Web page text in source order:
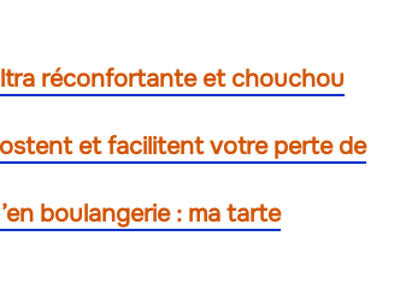
réconfortante et chouchou
et facilitent votre perte de
boulangerie : ma tarte